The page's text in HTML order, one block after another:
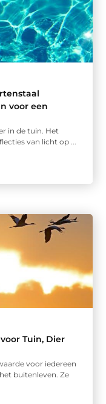
voor een
in de tuin. Het
van licht op ...
Tuin, Dier
voor iedereen
buitenleven. Ze